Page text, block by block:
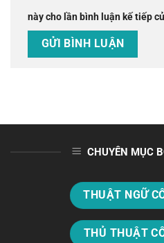
này cho lần bình luận kế tiếp
CHUYÊN MỤC
THUẬT NGỮ
THỦ THUẬT